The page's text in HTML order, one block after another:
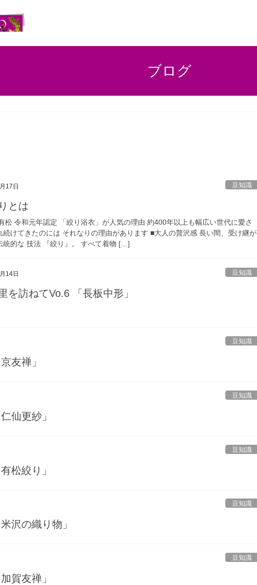
ブログ
17日 豆知識
とは
松 令和元年認定 「絞り浴衣」が人気の理由 約400年以上も幅広い世代に愛さ
続けてきたのには それなりの理由があります ■大人の贅沢感 長い間、受け継が
統的な 技法 『絞り』。 すべて着物 […]
14日 豆知識
を訪ねてVo.6 「長板中形」
豆知識
友禅」
豆知識
仙更紗」
豆知識
松絞り」
豆知識
沢の織り物」
豆知識
賀友禅」